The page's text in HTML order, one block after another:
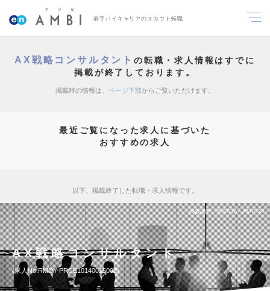
若手ハイキャリアのスカウト転職
AX戦略コンサルタントの転職・求人情報はすでに
掲載が終了しております。
掲載時の情報は、 ページ下部からご覧いただけます。
最近ご覧になった求人に基づいた
おすすめの求人
以下、掲載終了した転職・求人情報です。
掲載期間 26/07/16～26/07/29
AX戦略コンサルタント
求人No.RMDY-PRCE10140015002